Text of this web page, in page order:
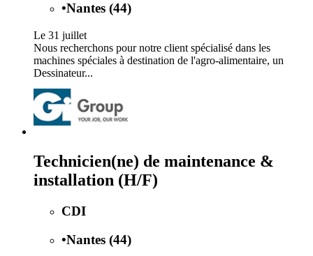
•Nantes (44)
Le 31 juillet
Nous recherchons pour notre client spécialisé dans les
machines spéciales à destination de l'agro-alimentaire, un
Dessinateur...
Technicien(ne) de maintenance &
installation (H/F)
CDI
•Nantes (44)